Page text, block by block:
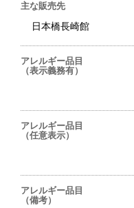
主な販売先
日本橋長崎館
アレルギー品目
（表示義務有）
アレルギー品目
（任意表示）
アレルギー品目
（備考）